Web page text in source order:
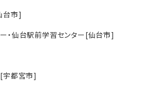
台市]
・仙台駅前学習センター[仙台市]
宇都宮市]